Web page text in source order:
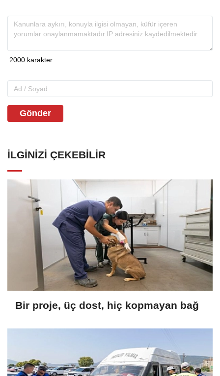
Gönder
İLGINIZI ÇEKEBILIR
Bir proje, üç dost, hiç kopmayan bağ